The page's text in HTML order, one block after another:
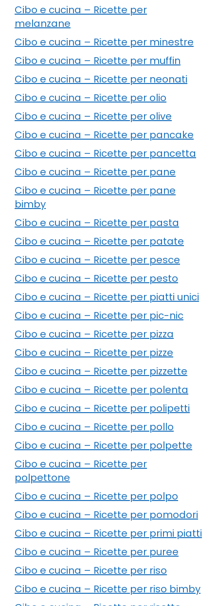
Cibo e cucina – Ricette per
melanzane
Cibo e cucina – Ricette per minestre
Cibo e cucina – Ricette per muffin
Cibo e cucina – Ricette per neonati
Cibo e cucina – Ricette per olio
Cibo e cucina – Ricette per olive
Cibo e cucina – Ricette per pancake
Cibo e cucina – Ricette per pancetta
Cibo e cucina – Ricette per pane
Cibo e cucina – Ricette per pane
bimby
Cibo e cucina – Ricette per pasta
Cibo e cucina – Ricette per patate
Cibo e cucina – Ricette per pesce
Cibo e cucina – Ricette per pesto
Cibo e cucina – Ricette per piatti unici
Cibo e cucina – Ricette per pic-nic
Cibo e cucina – Ricette per pizza
Cibo e cucina – Ricette per pizze
Cibo e cucina – Ricette per pizzette
Cibo e cucina – Ricette per polenta
Cibo e cucina – Ricette per polipetti
Cibo e cucina – Ricette per pollo
Cibo e cucina – Ricette per polpette
Cibo e cucina – Ricette per
polpettone
Cibo e cucina – Ricette per polpo
Cibo e cucina – Ricette per pomodori
Cibo e cucina – Ricette per primi piatti
Cibo e cucina – Ricette per puree
Cibo e cucina – Ricette per riso
Cibo e cucina – Ricette per riso bimby